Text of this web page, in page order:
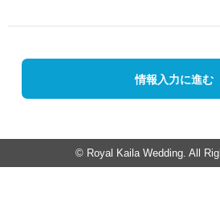
情報入力に進む
© Royal Kaila Wedding. All